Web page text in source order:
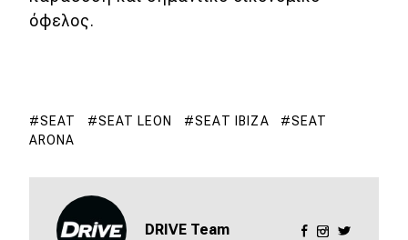
eDRIVE
όφελος.
SEAT SEAT LEON SΕΑΤ IBIZA
SEAT
ARONA
DRIVE Team